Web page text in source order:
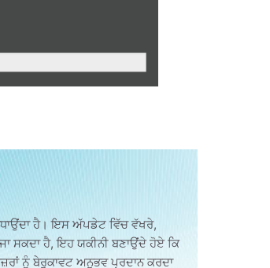
ਹੈ। ਇਸ ਅੱਪਡੇਟ ਵਿੱਚ ਵੱਖਰੇ,
ਸਕਦਾ ਹੈ, ਇਹ ਯਕੀਨੀ ਬਣਾਉਂਦੇ ਹੋਏ ਕਿ
ਨੂੰ ਬੇਰੁਕਾਵਟ ਅਨੁਭਵ ਪ੍ਰਦਾਨ ਕਰਦਾ